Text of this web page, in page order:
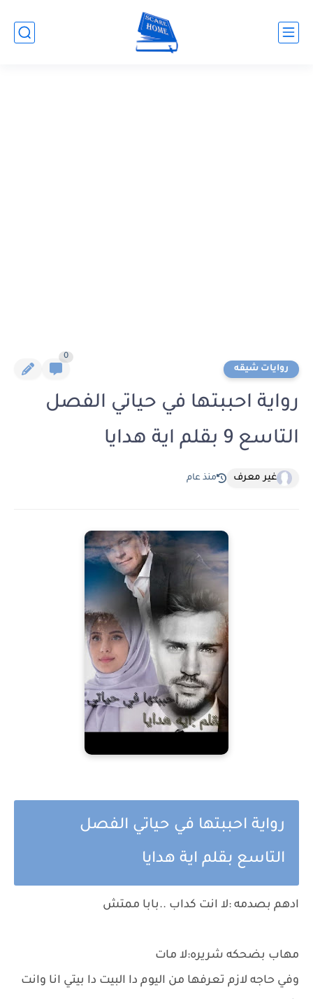
روايات شيقه
0
رواية احببتها في حياتي الفصل
التاسع 9 بقلم اية هدايا
غير معرف منذ عام
رواية احببتها في حياتي الفصل
التاسع بقلم اية هدايا
ادهم بصدمه :لا انت كداب ..بابا ممتش
مهاب بضحكه شريره:لا مات
وفي حاجه لازم تعرفها من اليوم دا البيت دا بيتي انا وانت